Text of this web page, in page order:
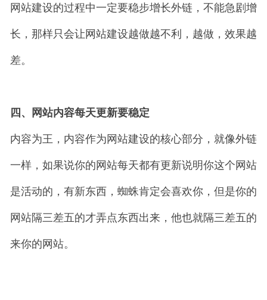
网站建设的过程中一定要稳步增长外链，不能急剧增
长，那样只会让网站建设越做越不利，越做，效果越
差。
四、网站内容每天更新要稳定
内容为王，内容作为网站建设的核心部分，就像外链
一样，如果说你的网站每天都有更新说明你这个网站
是活动的，有新东西，蜘蛛肯定会喜欢你，但是你的
网站隔三差五的才弄点东西出来，他也就隔三差五的
来你的网站。